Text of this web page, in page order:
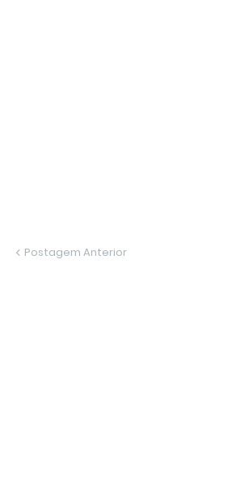
Postagem Anterior